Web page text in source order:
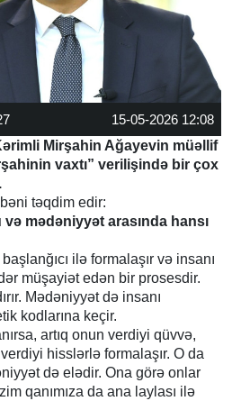
15-05-2026 12:08
Mirşahin Ağayevin müəllif
vaxtı” verilişində bir çox
təqdim edir:
mədəniyyət arasında hansı
ilə formalaşır və insanı
müşayiət edən bir prosesdir.
Mədəniyyət də insanı
kodlarına keçir.
artıq onun verdiyi qüvvə,
hisslərlə formalaşır. O da
də elədir. Ona görə onlar
qanımıza da ana laylası ilə